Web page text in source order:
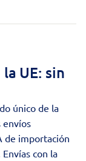
UE: sin
único de la
envíos
de importación
con la